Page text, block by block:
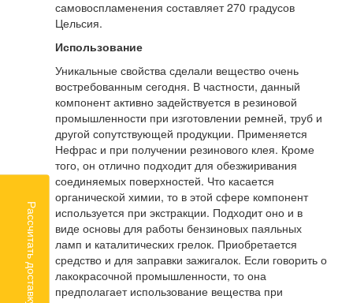
самовоспламенения составляет 270 градусов
Цельсия.
Использование
Уникальные свойства сделали вещество очень
востребованным сегодня. В частности, данный
компонент активно задействуется в резиновой
промышленности при изготовлении ремней, труб и
другой сопутствующей продукции. Применяется
Нефрас и при получении резинового клея. Кроме
того, он отлично подходит для обезжиривания
соединяемых поверхностей. Что касается
органической химии, то в этой сфере компонент
используется при экстракции. Подходит оно и в
виде основы для работы бензиновых паяльных
ламп и каталитических грелок. Приобретается
средство и для заправки зажигалок. Если говорить о
лакокрасочной промышленности, то она
предполагает использование вещества при
Рассчитать доставку